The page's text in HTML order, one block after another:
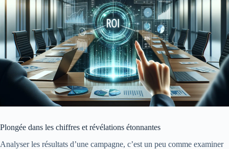
Plongée dans les chiffres et révélations étonnantes
Analyser les résultats d’une campagne, c’est un peu comme examiner